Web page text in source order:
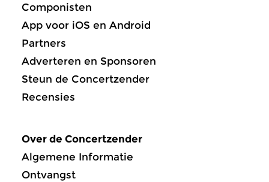
Componisten
App voor iOS en Android
Partners
Adverteren en Sponsoren
Steun de Concertzender
Recensies
Over de Concertzender
Algemene Informatie
Ontvangst